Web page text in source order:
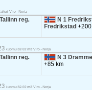
Viro - Norja
reg.
N 1
Fredrikstad
kuomu 82-92 m3 Viro - Norja
reg.
N 3
+85 km
kuomu 82-92 m3 Viro - Norja